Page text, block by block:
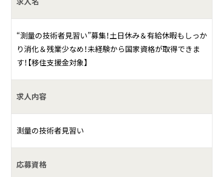
が取得できれば収入も更にアップ！一生モノの資格です。
お仕事の一例として、以下のような業務を想定し
ています。
現場での測量業務の補助作業
事務所での簡単な入力業務
何をしている会社？
創業４０年以上。当社は主に、測量・表示登記・土地建物調査・
“測量の技術者見習い”募集！土日休み＆有給休暇もしっか
り消化＆残業少なめ！未経験から国家資格が取得できま
す！【移住支援金対象】
求人内容
測量の技術者見習い
応募資格